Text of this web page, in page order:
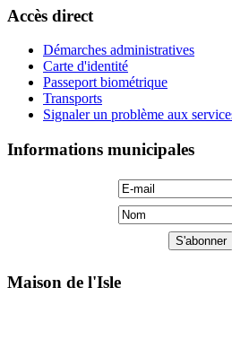
Accès direct
Démarches administratives
Carte d'identité
Passeport biométrique
Transports
Signaler un problème aux
Informations municipales
Maison de l'Isle